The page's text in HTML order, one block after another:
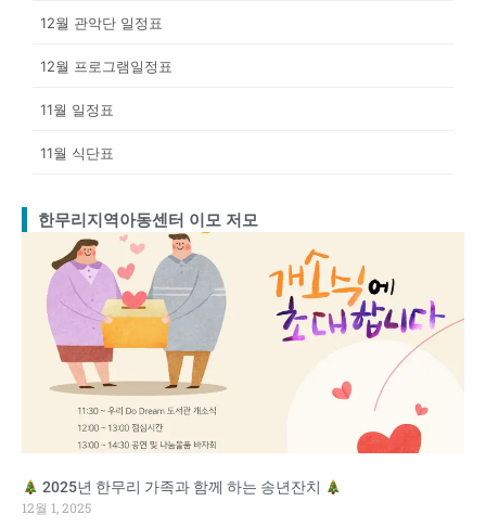
12월 관악단 일정표
12월 프로그램일정표
11월 일정표
11월 식단표
한무리지역아동센터 이모 저모
2025년 한무리 가족과 함께 하는 송년잔치
12월 1, 2025